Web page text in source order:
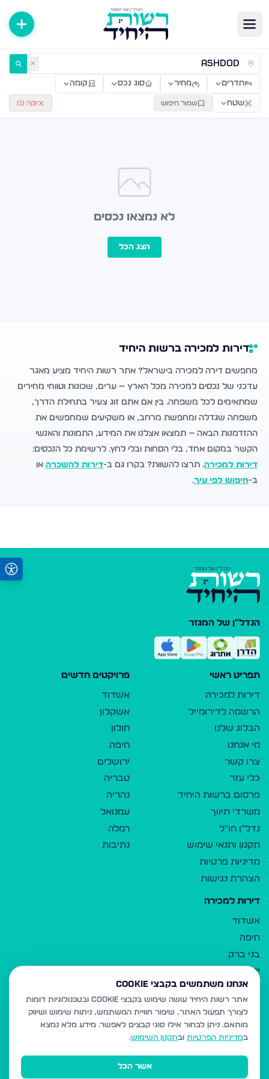
דירות למכירה ולהשכרה — רשות היחיד ✕
חדרים מחיר סוג נכס קומה
שטח שמור חיפוש נקה ( 1
)
לא נמצאו נכסים
הצג הכל
דירות למכירה ברשות היחיד
מחפשים דירה למכירה בישראל? אתר רשות היחיד מציע מאגר
עדכני של נכסים למכירה מכל הארץ — ערים, שכונות וטווחי מחירים
שמתאימים לכל משפחה. בין אם אתם זוג צעיר בתחילת הדרך,
משפחה שגדלה ומחפשת מרחב, או משקיעים שמחפשים את
ההזדמנות הבאה — תמצאו אצלנו את המידע, התמונות והאנשי
הקשר במקום אחד, בלי הסחות ובלי לחץ. לרשימת כל הנכסים:
דירות למכירה. תרצו להשוות? בקרו גם ב-דירות להשכרה או
ב-חיפוש לפי עיר.
הנדל"ן של המגזר
תפריט ראשי
דירות למכירה
הרשמה לדירומייל
הבלוג שלנו
מי אנחנו
צרו קשר
כלי עזר
פרסום ברשות היחיד
משרדי תיווך
נדל"ן חו"ל
תקנון ותנאי שימוש
מדיניות פרטיות
הצהרת נגישות
פרויקטים חדשים
אשדוד
אשקלון
חולון
חיפה
ירושלים
טבריה
נהריה
עמנואל
רמלה
נתיבות
דירות למכירה
אשדוד
חיפה
בני ברק
ירושלים
אלעד
גבעת זאב
בית שמש
רכסים
מודיעין עילית
אנחנו משתמשים בקבצי Cookie
אתר רשות היחיד עושה שימוש בקבצי Cookie ובטכנולוגיות דומות
לצורך תפעול האתר, שיפור חוויית המשתמש, ניתוח שימוש ושיווק
מותאם. ניתן לבחור אילו סוגי קבצים לאפשר. מידע מלא נמצא
במדיניות הפרטיות ובתקנון השימוש.
אשר הכל